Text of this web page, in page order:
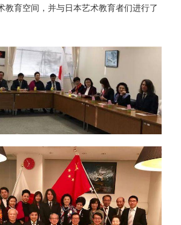
教育空间，并与日本艺术教育者们进行了